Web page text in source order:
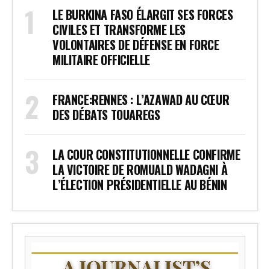
LE BURKINA FASO ÉLARGIT SES FORCES
CIVILES ET TRANSFORME LES
VOLONTAIRES DE DÉFENSE EN FORCE
MILITAIRE OFFICIELLE
FRANCE:RENNES : L’AZAWAD AU CŒUR
DES DÉBATS TOUAREGS
LA COUR CONSTITUTIONNELLE CONFIRME
LA VICTOIRE DE ROMUALD WADAGNI À
L’ÉLECTION PRÉSIDENTIELLE AU BÉNIN